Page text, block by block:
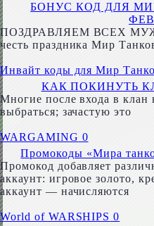
БОНУС КОД ДЛЯ
ПОЗДРАВЛЯЕМ ВСЕХ
честь праздника Мир
Инвайт коды для Мир
КАК ПОКИНУТЬ
Многие после входа в клан
выбраться; зачастую это
WARGAMING 0
Промокоды «Мира
Промокод добавляет
аккаунт: игровое золото,
аккаунт — начисляются
World of WARSHIPS 0